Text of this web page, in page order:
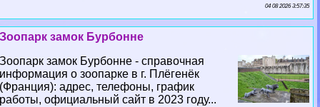
04 08 2026 3:57:35
Зоопарк замок Бурбонне
Зоопарк замок Бурбонне - справочная
информация о зоопарке в г. Плёгенёк
(Франция): адрес, телефоны, график
работы, официальный сайт в 2023 году...